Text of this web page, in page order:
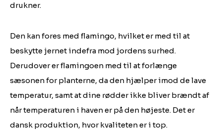
drukner.
Den kan fores med flamingo, hvilket er med til at
beskytte jernet indefra mod jordens surhed.
Derudover er flamingoen med til at forlænge
sæsonen for planterne, da den hjælper imod de lave
temperatur, samt at dine rødder ikke bliver brændt af
når temperaturen i haven er på den højeste. Det er
dansk produktion, hvor kvaliteten er i top.